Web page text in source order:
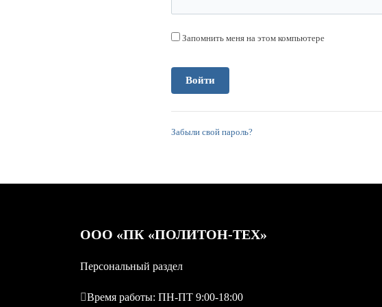
Запомнить меня на этом компьютере
Забыли свой пароль?
OOO «ПК «ПОЛИТОН-ТЕХ»
Персональный раздел
Время работы: ПН-ПТ 9:00-18:00